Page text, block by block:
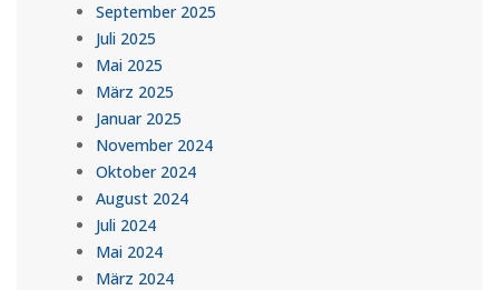
September 2025
Juli 2025
Mai 2025
März 2025
Januar 2025
November 2024
Oktober 2024
August 2024
Juli 2024
Mai 2024
März 2024